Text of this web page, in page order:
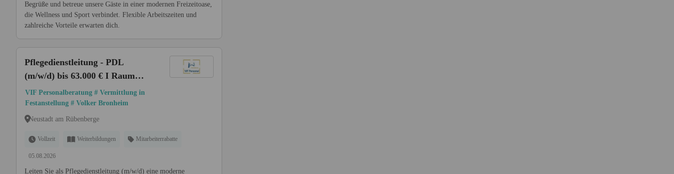
Begrüße und betreue unsere Gäste in einer modernen Freizeitoase,
die Wellness und Sport verbindet. Flexible Arbeitszeiten und
zahlreiche Vorteile erwarten dich.
Pflegedienstleitung - PDL
(m/w/d) bis 63.000 € I Raum
Neustadt am Rübenberge
VIF Personalberatung # Vermittlung in
Festanstellung # Volker Bronheim
Neustadt am Rübenberge
Vollzeit Weiterbildungen Mitarbeiterrabatte
05.08.2026
Leiten Sie als Pflegedienstleitung (m/w/d) eine moderne